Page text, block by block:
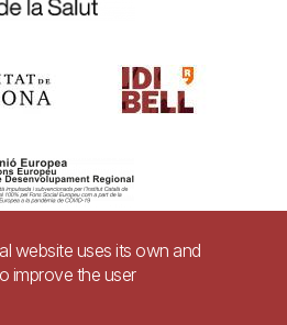
website uses its own and
improve the user